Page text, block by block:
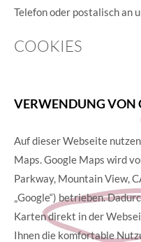
Telefon oder postalisch an
COOKIES
VERWENDUNG VON
Auf dieser Webseite
Maps. Google Maps wird
Parkway, Mountain View,
„Google“) betrieben.
Karten direkt in der
Ihnen die komfortable